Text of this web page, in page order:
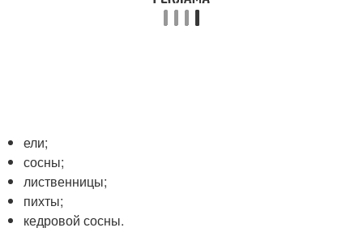
ели;
сосны;
лиственницы;
пихты;
кедровой сосны.